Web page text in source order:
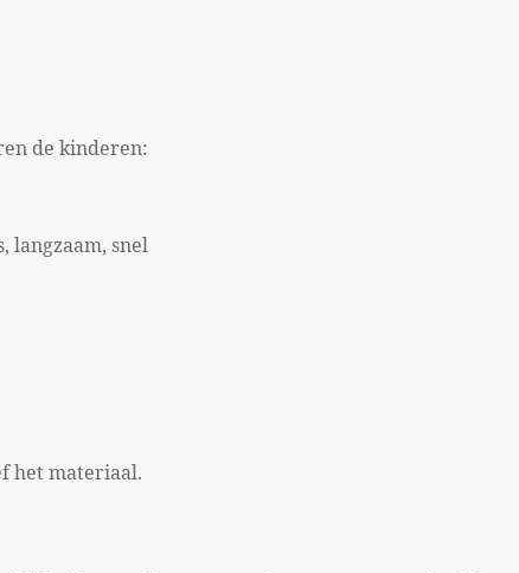
de kinderen:
langzaam, snel
het materiaal.